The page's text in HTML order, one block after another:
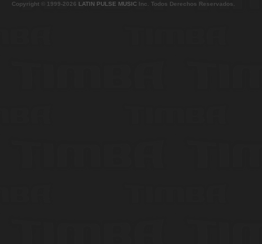
Copyright © 1999-2026 LATIN PULSE MUSIC Inc. Todos Derechos Reservados.